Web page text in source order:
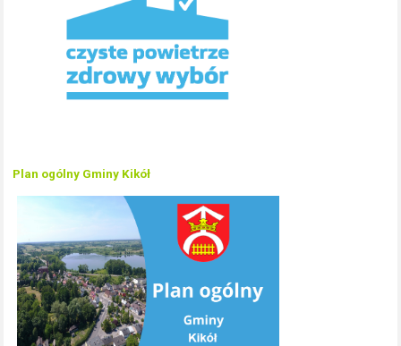
Plan ogólny Gminy Kikół